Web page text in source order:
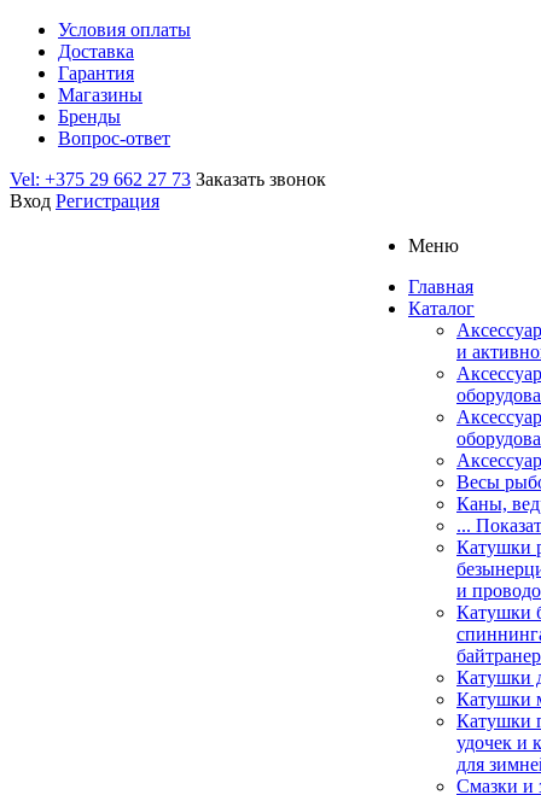
Условия оплаты
Доставка
Гарантия
Магазины
Бренды
Вопрос-ответ
Vel: +375 29 662 27 73 Заказать звонок
Вход Регистрация
Меню
Главная
Каталог
и
Весы
Каны,
...
Катушки
и
Катушки
Катушки
Катушки
Катушки
удочек и
для
Смазки и